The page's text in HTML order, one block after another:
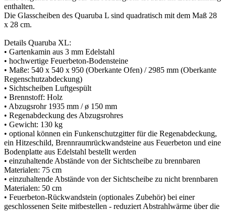
enthalten.
Die Glasscheiben des Quaruba L sind quadratisch mit dem Maß 28
x 28 cm.
Details Quaruba XL:
• Gartenkamin aus 3 mm Edelstahl
• hochwertige Feuerbeton-Bodensteine
• Maße: 540 x 540 x 950 (Oberkante Ofen) / 2985 mm (Oberkante
Regenschutzabdeckung)
• Sichtscheiben Luftgespült
• Brennstoff: Holz
• Abzugsrohr 1935 mm / ø 150 mm
• Regenabdeckung des Abzugsrohres
• Gewicht: 130 kg
• optional können ein Funkenschutzgitter für die Regenabdeckung,
ein Hitzeschild, Brennraumrückwandsteine aus Feuerbeton und eine
Bodenplatte aus Edelstahl bestellt werden
• einzuhaltende Abstände von der Sichtscheibe zu brennbaren
Materialen: 75 cm
• einzuhaltende Abstände von der Sichtscheibe zu nicht brennbaren
Materialen: 50 cm
• Feuerbeton-Rückwandstein (optionales Zubehör) bei einer
geschlossenen Seite mitbestellen - reduziert Abstrahlwärme über die